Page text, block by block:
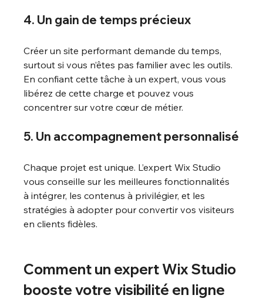
4. Un gain de temps précieux
Créer un site performant demande du temps,
surtout si vous n’êtes pas familier avec les outils.
En confiant cette tâche à un expert, vous vous
libérez de cette charge et pouvez vous
concentrer sur votre cœur de métier.
5. Un accompagnement personnalisé
Chaque projet est unique. L’expert Wix Studio
vous conseille sur les meilleures fonctionnalités
à intégrer, les contenus à privilégier, et les
stratégies à adopter pour convertir vos visiteurs
en clients fidèles.
Comment un expert Wix Studio
booste votre visibilité en ligne